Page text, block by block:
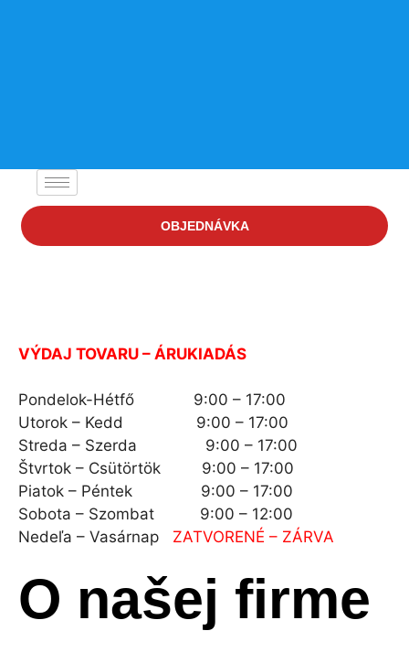
OBJEDNÁVKA
VÝDAJ TOVARU – ÁRUKIADÁS
Pondelok-Hétfő 9:00 – 17:00
Utorok – Kedd 9:00 – 17:00
Streda – Szerda 9:00 – 17:00
Štvrtok – Csütörtök 9:00 – 17:00
Piatok – Péntek 9:00 – 17:00
Sobota – Szombat 9:00 – 12:00
Nedeľa – Vasárnap ZATVORENÉ – ZÁRVA
O našej firme